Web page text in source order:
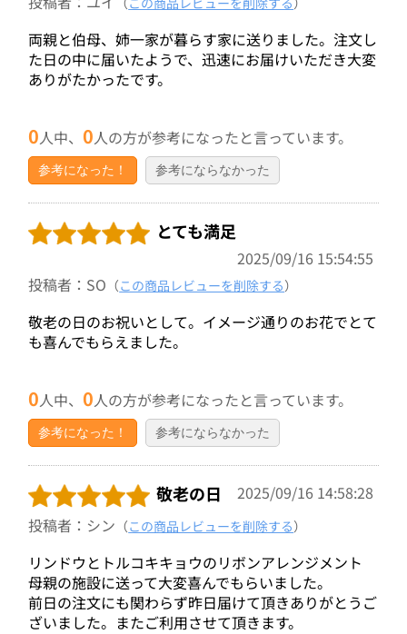
両親と伯母、姉一家が暮らす家に送りました。注文し
た日の中に届いたようで、迅速にお届けいただき大変
ありがたかったです。
0人中、0人の方が参考になったと言っています。
参考になった！ 参考にならなかった
とても満足
2025/09/16 15:54:55
投稿者：SO （この商品レビューを削除する）
敬老の日のお祝いとして。イメージ通りのお花でとて
も喜んでもらえました。
0人中、0人の方が参考になったと言っています。
参考になった！ 参考にならなかった
敬老の日
2025/09/16 14:58:28
投稿者：シン （この商品レビューを削除する）
リンドウとトルコキキョウのリボンアレンジメント
母親の施設に送って大変喜んでもらいました。
前日の注文にも関わらず昨日届けて頂きありがとうご
ざいました。またご利用させて頂きます。